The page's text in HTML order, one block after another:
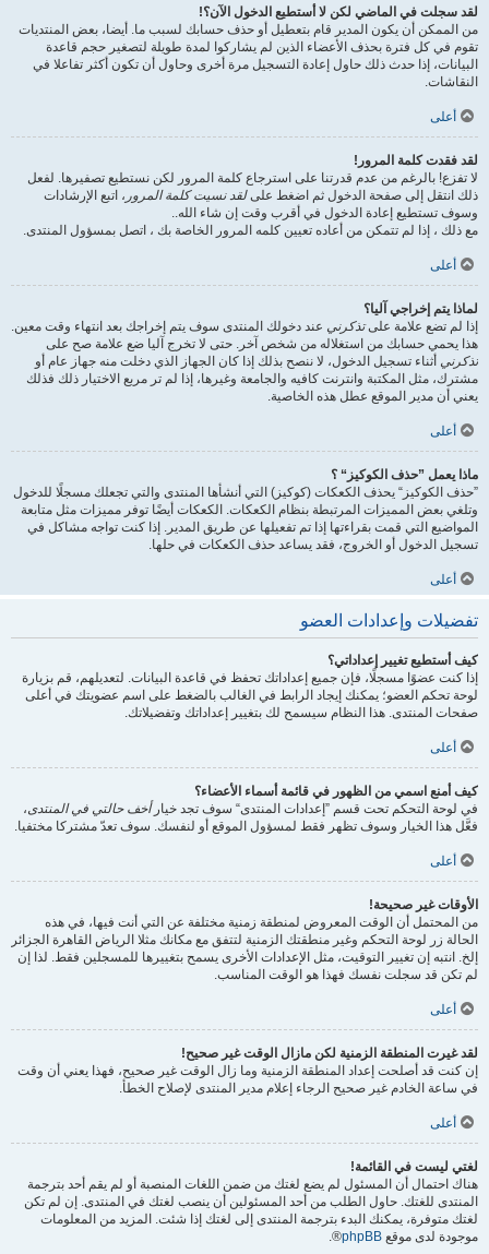
لقد سجلت في الماضي لكن لا أستطيع الدخول الآن؟!
من الممكن أن يكون المدير قام بتعطيل أو حذف حسابك لسبب ما. أيضا، بعض المنتديات
تقوم في كل فترة بحذف الأعضاء الذين لم يشاركوا لمدة طويلة لتصغير حجم قاعدة
البيانات، إذا حدث ذلك حاول إعادة التسجيل مرة أخرى وحاول أن تكون أكثر تفاعلا في
النقاشات.
أعلى
لقد فقدت كلمة المرور!
لا تفزع! بالرغم من عدم قدرتنا على استرجاع كلمة المرور لكن نستطيع تصفيرها. لفعل
ذلك انتقل إلى صفحة الدخول ثم اضغط علىلقد نسيت كلمة المرور ، اتبع الإرشادات
وسوف تستطيع إعادة الدخول في أقرب وقت إن شاء الله..
مع ذلك ، إذا لم تتمكن من أعاده تعيين كلمه المرور الخاصة بك ، اتصل بمسؤول المنتدى.
أعلى
لماذا يتم إخراجي آليا؟
إذا لم تضع علامة علىتذكرني عند دخولك المنتدى سوف يتم إخراجك بعد انتهاء وقت معين.
هذا يحمي حسابك من استغلاله من شخص آخر. حتى لا تخرج آليا ضع علامة صح على
تذكرني أثناء تسجيل الدخول، لا ننصح بذلك إذا كان الجهاز الذي دخلت منه جهاز عام أو
مشترك، مثل المكتبة وانترنت كافيه والجامعة وغيرها، إذا لم تر مربع الاختيار ذلك فذلك
يعني أن مدير الموقع عطل هذه الخاصية.
أعلى
ماذا يعمل ”حذف الكوكيز“ ؟
”حذف الكوكيز“ يحذف الكعكات (كوكيز) التي أنشأها المنتدى والتي تجعلك مسجلًا للدخول
وتلغي بعض المميزات المرتبطة بنظام الكعكات. الكعكات أيضًا توفر مميزات مثل متابعة
المواضيع التي قمت بقراءتها إذا تم تفعيلها عن طريق المدير. إذا كنت تواجه مشاكل في
تسجيل الدخول أو الخروج، فقد يساعد حذف الكعكات في حلها.
أعلى
تفضيلات وإعدادات العضو
كيف أستطيع تغيير إعداداتي؟
إذا كنت عضوًا مسجلًا، فإن جميع إعداداتك تحفظ في قاعدة البيانات. لتعديلهم، قم بزيارة
لوحة تحكم العضو؛ يمكنك إيجاد الرابط في الغالب بالضغط على اسم عضويتك في أعلى
صفحات المنتدى. هذا النظام سيسمح لك بتغيير إعداداتك وتفضيلاتك.
أعلى
كيف أمنع اسمي من الظهور في قائمة أسماء الأعضاء؟
في لوحة التحكم تحت قسم ”إعدادات المنتدى“ سوف تجد خيارأخف حالتي في المنتدى،
فعَّل هذا الخيار وسوف تظهر فقط لمسؤول الموقع أو لنفسك. سوف تعدّ مشتركا مختفيا.
أعلى
الأوقات غير صحيحة!
من المحتمل أن الوقت المعروض لمنطقة زمنية مختلفة عن التي أنت فيها، في هذه
الحالة زر لوحة التحكم وغير منطقتك الزمنية لتتفق مع مكانك مثلا الرياض القاهرة الجزائر
إلخ. انتبه إن تغيير التوقيت، مثل الإعدادات الأخرى يسمح بتغييرها للمسجلين فقط. لذا إن
لم تكن قد سجلت نفسك فهذا هو الوقت المناسب.
أعلى
لقد غيرت المنطقة الزمنية لكن مازال الوقت غير صحيح!
إن كنت قد أصلحت إعداد المنطقة الزمنية وما زال الوقت غير صحيح، فهذا يعني أن وقت
في ساعة الخادم غير صحيح الرجاء إعلام مدير المنتدى لإصلاح الخطأ.
أعلى
لغتي ليست في القائمة!
هناك احتمال أن المسئول لم يضع لغتك من ضمن اللغات المنصبة أو لم يقم أحد بترجمة
المنتدى للغتك. حاول الطلب من أحد المسئولين أن ينصب لغتك في المنتدى. إن لم تكن
لغتك متوفرة، يمكنك البدء بترجمة المنتدى إلى لغتك إذا شئت. المزيد من المعلومات
موجودة لدى موقع phpBB
®.